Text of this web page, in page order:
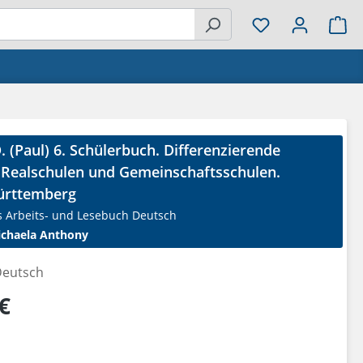
(Paul) 6. Schülerbuch. Differenzierende
und Gemeinschaftsschulen.
Arbeits- und Lesebuch Deutsch
Anthony